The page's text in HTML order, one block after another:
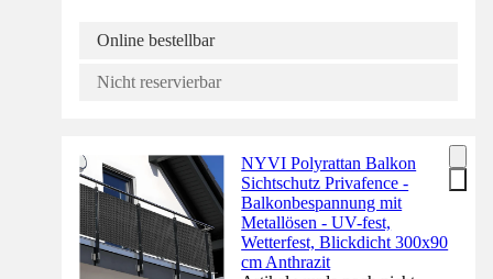
Online bestellbar
Nicht reservierbar
NYVI Polyrattan Balkon
Sichtschutz Privafence -
Balkonbespannung mit
Metallösen - UV-fest,
Wetterfest, Blickdicht 300x90
cm Anthrazit